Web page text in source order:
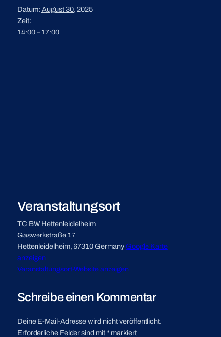
Datum: August 30, 2025
Zeit:
14:00 – 17:00
Veranstaltungsort
TC BW Hettenleidlelheim
Gaswerkstraße 17
Hettenleidelheim, 67310GermanyGoogle Karte
anzeigen
Veranstaltungsort-Website anzeigen
Schreibe einen Kommentar
Deine E-Mail-Adresse wird nicht veröffentlicht.
Erforderliche Felder sind mit* markiert